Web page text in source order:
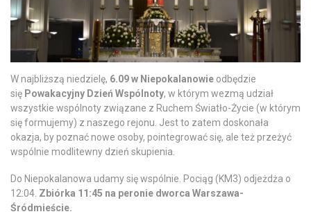
W najbliższą niedzielę, 6.09 w Niepokalanowie odbędzie
się Powakacyjny Dzień Wspólnoty, w którym wezmą udział
wszystkie wspólnoty związane z Ruchem Światło-Życie (w którym
się formujemy) z naszego rejonu. Jest to zatem doskonała
okazja, by poznać nowe osoby, pointegrować się, ale też przeżyć
wspólnie modlitewny dzień skupienia.
Do Niepokalanowa udamy się wspólnie. Pociąg (KM3) odjeżdża o
12:04. Zbiórka 11:45 na peronie dworca Warszawa-
Śródmieście.